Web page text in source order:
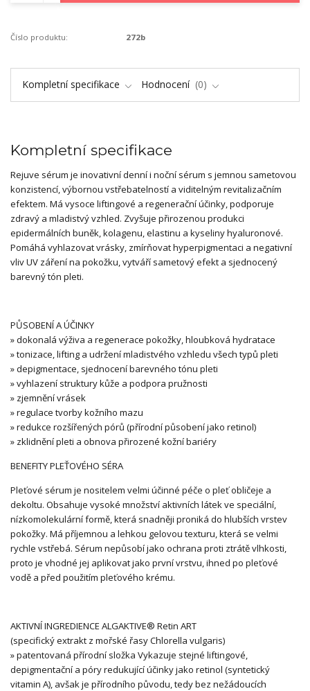
Číslo produktu: 272b
Kompletní specifikace Hodnocení 0
Kompletní specifikace
Rejuve sérum je inovativní denní i noční sérum s jemnou sametovou
konzistencí, výbornou vstřebatelností a viditelným revitalizačním
efektem. Má vysoce liftingové a regenerační účinky, podporuje
zdravý a mladistvý vzhled. Zvyšuje přirozenou produkci
epidermálních buněk, kolagenu, elastinu a kyseliny hyaluronové.
Pomáhá vyhlazovat vrásky, zmírňovat hyperpigmentaci a negativní
vliv UV záření na pokožku, vytváří sametový efekt a sjednocený
barevný tón pleti.
PŮSOBENÍ A ÚČINKY
» dokonalá výživa a regenerace pokožky, hloubková hydratace
» tonizace, lifting a udržení mladistvého vzhledu všech typů pleti
» depigmentace, sjednocení barevného tónu pleti
» vyhlazení struktury kůže a podpora pružnosti
» zjemnění vrásek
» regulace tvorby kožního mazu
» redukce rozšířených pórů (přírodní působení jako retinol)
» zklidnění pleti a obnova přirozené kožní bariéry
BENEFITY PLEŤOVÉHO SÉRA
Pleťové sérum je nositelem velmi účinné péče o pleť obličeje a
dekoltu. Obsahuje vysoké množství aktivních látek ve speciální,
nízkomolekulární formě, která snadněji proniká do hlubších vrstev
pokožky. Má příjemnou a lehkou gelovou texturu, která se velmi
rychle vstřebá. Sérum nepůsobí jako ochrana proti ztrátě vlhkosti,
proto je vhodné jej aplikovat jako první vrstvu, ihned po pleťové
vodě a před použitím pleťového krému.
AKTIVNÍ INGREDIENCE ALGAKTIVE® Retin ART
(specifický extrakt z mořské řasy Chlorella vulgaris)
» patentovaná přírodní složka Vykazuje stejné liftingové,
depigmentační a póry redukující účinky jako retinol (syntetický
vitamin A), avšak je přírodního původu, tedy bez nežádoucích